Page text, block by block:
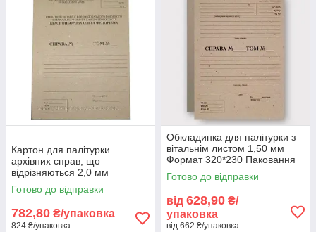
Картон для палітурки
архівних справ, що
відрізняються 2,0 мм
Готово до відправки
782,80 ₴/упаковка
824 ₴/упаковка
Обкладинка для палітурки з
вітальнім листом 1,50 мм
Формат 320*230 Паковання
25 комплектів
Готово до відправки
від 628,90 ₴/
упаковка
від 662 ₴/упаковка